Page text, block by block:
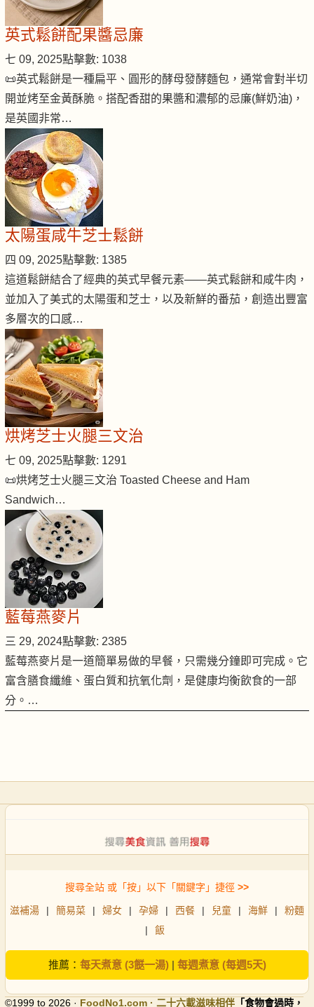
英式鬆餅配果醬忌廉
七 09, 2025點擊數: 1038
📜英式鬆餅是一種扁平、圓形的酵母發酵麵包，通常會對半切
開並烤至金黃酥脆。搭配香甜的果醬和濃郁的忌廉(鮮奶油)，
是英國非常…
太陽蛋咸牛芝士鬆餅
四 09, 2025點擊數: 1385
這道鬆餅結合了經典的英式早餐元素——英式鬆餅和咸牛肉，
並加入了美式的太陽蛋和芝士，以及新鮮的番茄，創造出豐富
多層次的口感…
烘烤芝士火腿三文治
七 09, 2025點擊數: 1291
📜烘烤芝士火腿三文治 Toasted Cheese and Ham
Sandwich…
藍莓燕麥片
三 29, 2024點擊數: 2385
藍莓燕麥片是一道簡單易做的早餐，只需幾分鐘即可完成。它
富含膳食纖維、蛋白質和抗氧化劑，是健康均衡飲食的一部
分。…
搜尋全站 或「按」以下「關鍵字」捷徑 >>
滋補湯 | 簡易菜 | 婦女 | 孕婦 | 西餐 | 兒童 | 海鮮 |
粉麵
|
飯
推薦： 每天煮意 (3餸一湯)| 每週煮意 (每週5天)
©1999 to 2026 · FoodNo1.com · 二十六載滋味相伴 「食物會過時，